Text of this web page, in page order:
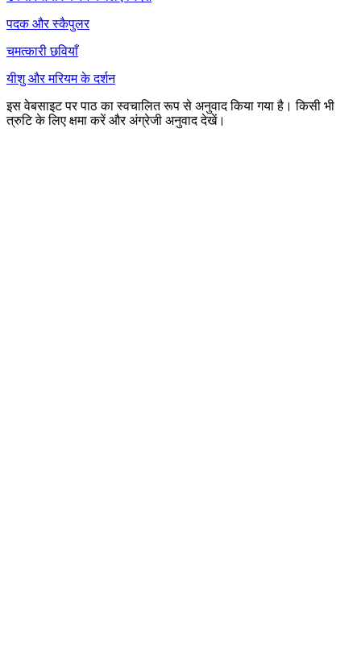
पदक और स्कैपुलर
चमत्कारी छवियाँ
यीशु और मरियम के दर्शन
इस वेबसाइट पर पाठ का स्वचालित रूप से अनुवाद किया गया है। किसी भी
त्रुटि के लिए क्षमा करें और अंग्रेजी अनुवाद देखें।